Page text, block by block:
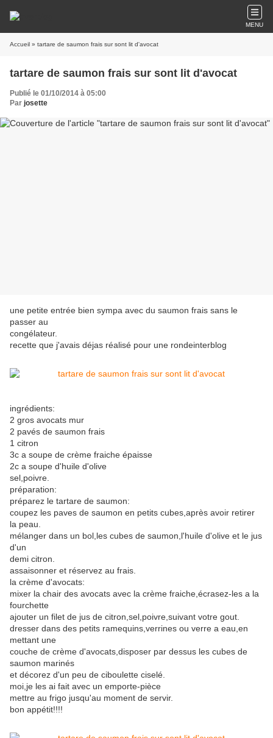
MENU
Accueil » tartare de saumon frais sur sont lit d'avocat
tartare de saumon frais sur sont lit d'avocat
Publié le 01/10/2014 à 05:00
Par josette
une petite entrée bien sympa avec du saumon frais sans le
passer au
congélateur.
recette que j'avais déjas réalisé pour une rondeinterblog
ingrédients:
2 gros avocats mur
2 pavés de saumon frais
1 citron
3c a soupe de crème fraiche épaisse
2c a soupe d'huile d'olive
sel,poivre.
préparation:
préparez le tartare de saumon:
coupez les paves de saumon en petits cubes,après avoir retirer
la peau.
mélanger dans un bol,les cubes de saumon,l'huile d'olive et le jus
d'un
demi citron.
assaisonner et réservez au frais.
la crème d'avocats:
mixer la chair des avocats avec la crème fraiche,écrasez-les a la
fourchette
ajouter un filet de jus de citron,sel,poivre,suivant votre gout.
dresser dans des petits ramequins,verrines ou verre a eau,en
mettant une
couche de crème d'avocats,disposer par dessus les cubes de
saumon marinés
et décorez d'un peu de ciboulette ciselé.
moi,je les ai fait avec un emporte-pièce
mettre au frigo jusqu'au moment de servir.
bon appétit!!!!